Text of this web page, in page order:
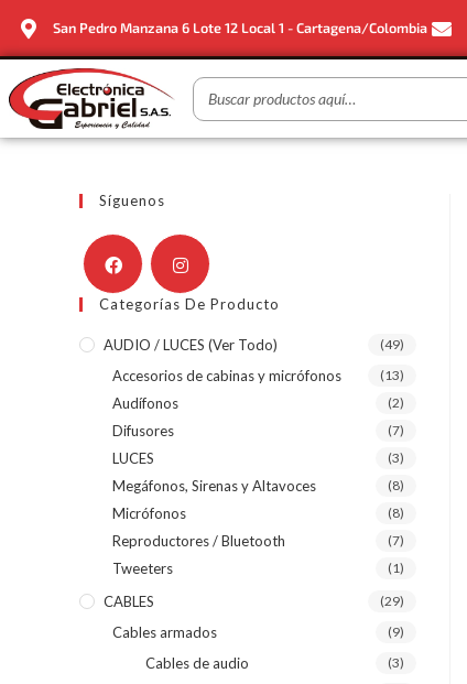
San Pedro Manzana 6 Lote 12 Local 1 - Cartagena/Colombia
Síguenos
Categorías De Producto
AUDIO / LUCES (ver Todo) (49)
Accesorios de cabinas y micrófonos (13)
Audífonos (2)
Difusores (7)
LUCES (3)
Megáfonos, Sirenas y Altavoces (8)
Micrófonos (8)
Reproductores / Bluetooth (7)
Tweeters (1)
CABLES (29)
Cables armados (9)
Cables de audio (3)